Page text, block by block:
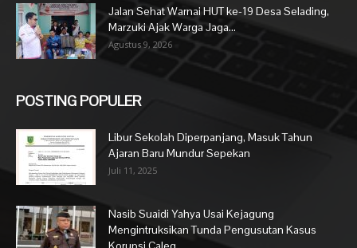
Jalan Sehat Warnai HUT ke-19 Desa Selading,
Marzuki Ajak Warga Jaga...
Agustus 9, 2026
POSTING POPULER
Libur Sekolah Diperpanjang, Masuk Tahun
Ajaran Baru Mundur Sepekan
Juli 11, 2025
Nasib Suaidi Yahya Usai Kejagung
Mengintruksikan Tunda Pengusutan Kasus